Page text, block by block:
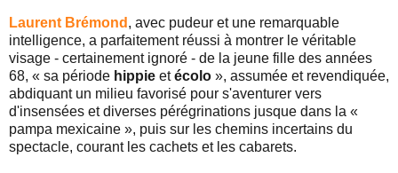
Laurent Brémond , avec pudeur et une remarquable
intelligence, a parfaitement réussi à montrer le véritable
visage - certainement ignoré - de la jeune fille des années
68, « sa période hippie etécolo », assumée et revendiquée,
abdiquant un milieu favorisé pour s'aventurer vers
d'insensées et diverses pérégrinations jusque dans la «
pampa mexicaine », puis sur les chemins incertains du
spectacle, courant les cachets et les cabarets.